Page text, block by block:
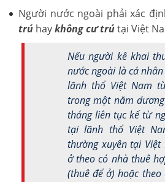
Người nước ngoài phải xác
trú haykhông cư trútại Việt
Nếu người kê khai
nước ngoài là cá
lãnh thổ Việt Nam
trong một năm
tháng liên tục kể từ
tại lãnh thổ Việt
thường xuyên tại
ở theo có nhà thuê
(thuê để ở) hoặc